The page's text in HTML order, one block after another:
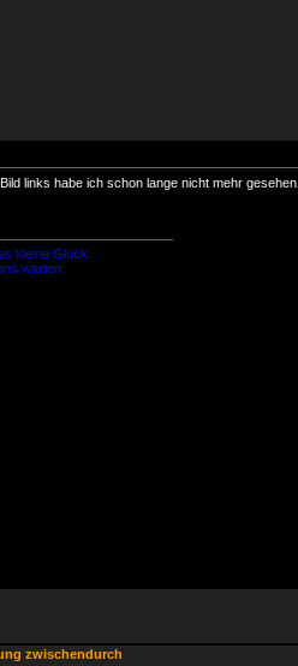
links habe ich schon lange nicht mehr gesehen.
kleine Glück,
warten.
zwischendurch